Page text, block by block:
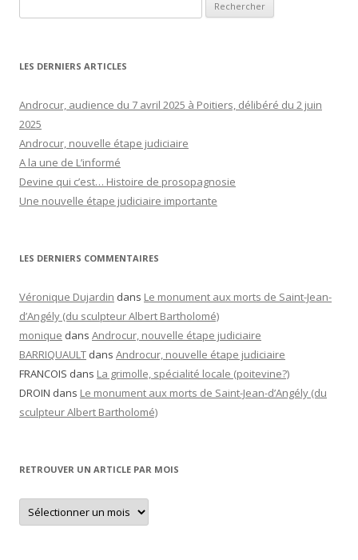
LES DERNIERS ARTICLES
Androcur, audience du 7 avril 2025 à Poitiers, délibéré du 2 juin
2025
Androcur, nouvelle étape judiciaire
A la une de L’informé
Devine qui c’est… Histoire de prosopagnosie
Une nouvelle étape judiciaire importante
LES DERNIERS COMMENTAIRES
Véronique Dujardin dans Le monument aux morts de Saint-Jean-
d’Angély (du sculpteur Albert Bartholomé)
monique dans Androcur, nouvelle étape judiciaire
BARRIQUAULT dans Androcur, nouvelle étape judiciaire
FRANCOIS dans La grimolle, spécialité locale (poitevine?)
DROIN dans Le monument aux morts de Saint-Jean-d’Angély (du
sculpteur Albert Bartholomé)
RETROUVER UN ARTICLE PAR MOIS
Retrouver
un
article